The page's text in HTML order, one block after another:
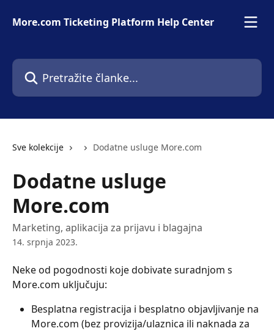
More.com Ticketing Platform Help Center
Pretražite članke...
Sve kolekcije Dodatne usluge More.com
Dodatne usluge
More.com
Marketing, aplikacija za prijavu i blagajna
14. srpnja 2023.
Neke od pogodnosti koje dobivate suradnjom s
More.com uključuju:
Besplatna registracija i besplatno objavljivanje na
More.com (bez provizija/ulaznica ili naknada za